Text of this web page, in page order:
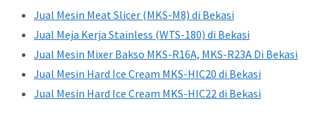
Jual Mesin Meat Slicer (MKS-M8) di Bekasi
Jual Meja Kerja Stainless (WTS-180) di Bekasi
Jual Mesin Mixer Bakso MKS-R16A, MKS-R23A Di Bekasi
Jual Mesin Hard Ice Cream MKS-HIC20 di Bekasi
Jual Mesin Hard Ice Cream MKS-HIC22 di Bekasi